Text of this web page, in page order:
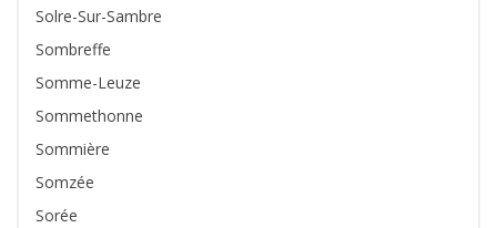
Solre-Sur-Sambre
Sombreffe
Somme-Leuze
Sommethonne
Sommière
Somzée
Sorée